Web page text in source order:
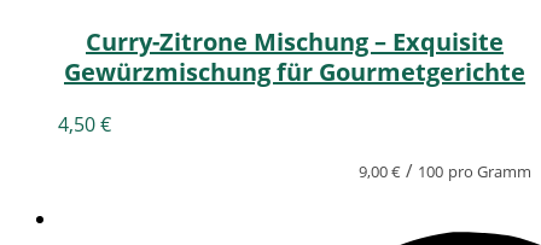
Curry-Zitrone Mischung – Exquisite
Gewürzmischung für Gourmetgerichte
4,50€
9,00€ / 100 pro Gramm